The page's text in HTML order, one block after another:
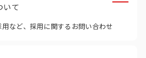
いて
など、採用に関するお問い合わせ